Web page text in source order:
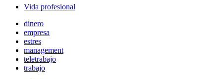
Vida profesional
dinero
empresa
estres
management
teletrabajo
trabajo